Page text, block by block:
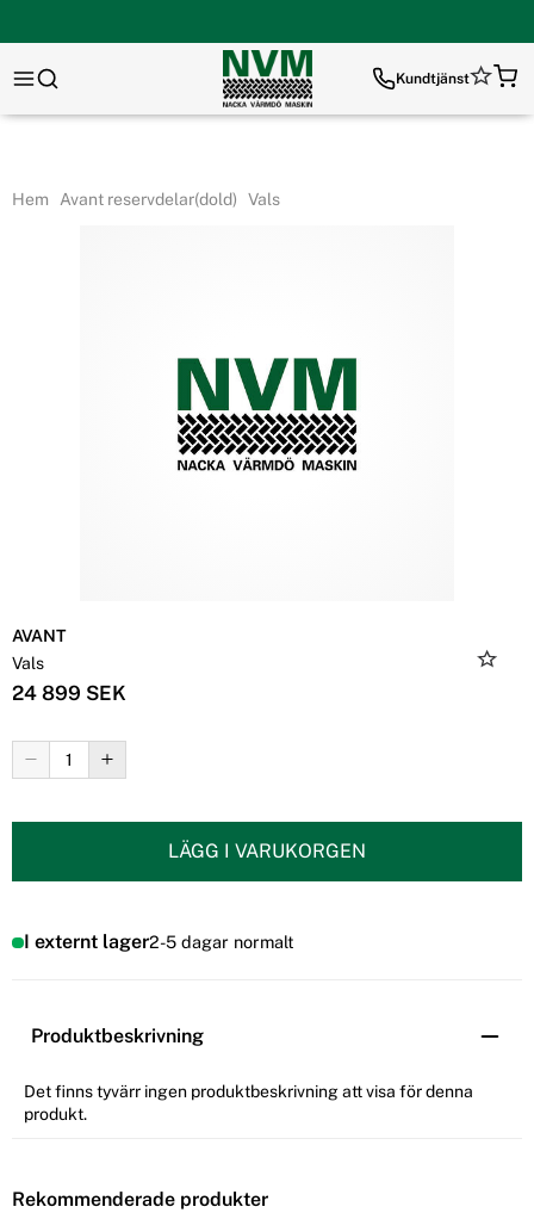
Kundtjänst
Hem Avant reservdelar(dold) Vals
AVANT
Vals
24 899 SEK
LÄGG I VARUKORGEN
I externt lager2-5 dagar normalt
Produktbeskrivning
Det finns tyvärr ingen produktbeskrivning att visa för denna
produkt.
Rekommenderade produkter